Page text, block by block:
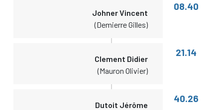
Johner Vincent
(Demierre Gilles)
08.40
Clement Didier
(Mauron Olivier)
21.14
Dutoit Jérôme
40.26